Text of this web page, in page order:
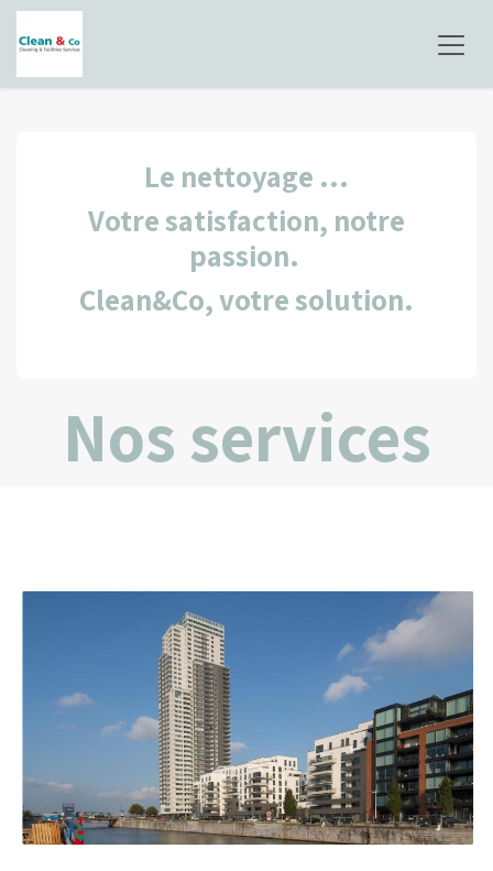
Skip to Content
Le nettoyage ...
Votre satisfaction, notre
passion.
Clean&Co, votre solution.
Nos services